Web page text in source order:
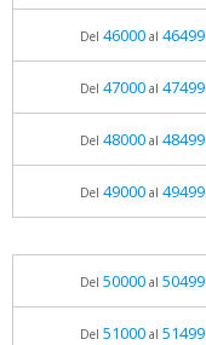
Del 46000al 46499
Del 47000al 47499
Del 48000al 48499
Del 49000al 49499
Del 50000al 50499
Del 51000al 51499